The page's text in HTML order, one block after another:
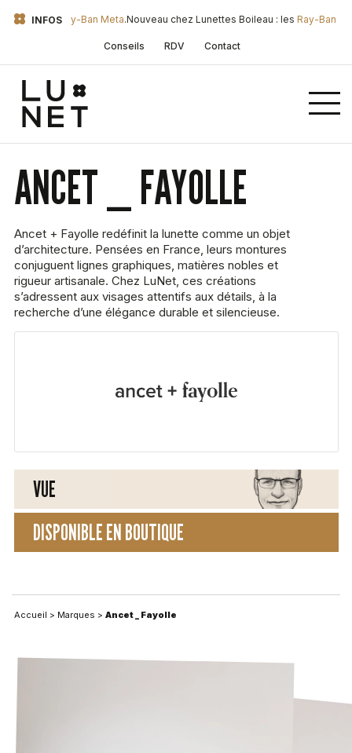
INFOS
: lesRay-Ban Meta.Nouveau chez Lunettes Boileau : les Ray-Ban Meta
Conseils RDV Contact
ANCET _ FAYOLLE
Ancet + Fayolle redéfinit la lunette comme un objet
d’architecture. Pensées en France, leurs montures
conjuguent lignes graphiques, matières nobles et
rigueur artisanale. Chez LuNet, ces créations
s’adressent aux visages attentifs aux détails, à la
recherche d’une élégance durable et silencieuse.
VUE
DISPONIBLE EN BOUTIQUE
Accueil > Marques > Ancet _ Fayolle